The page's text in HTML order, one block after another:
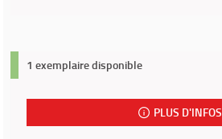
1 exemplaire disponible
PLUS D'INFOS